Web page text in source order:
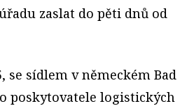
zaslat do pěti dnů od
se sídlem v německém Bad
poskytovatele logistických